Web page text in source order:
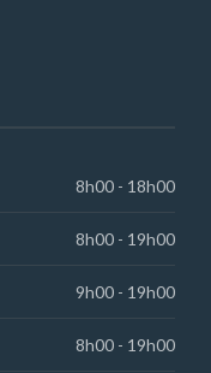
8h00 - 18h00
8h00 - 19h00
9h00 - 19h00
8h00 - 19h00